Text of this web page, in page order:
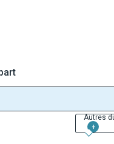
Autres
+